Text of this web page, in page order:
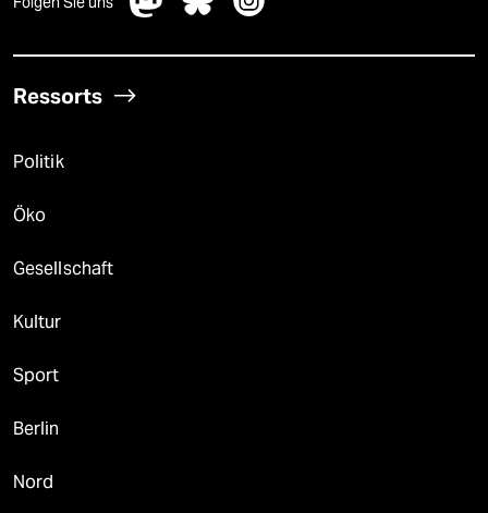
Ressorts
Politik
Öko
Gesellschaft
Kultur
Sport
Berlin
Nord